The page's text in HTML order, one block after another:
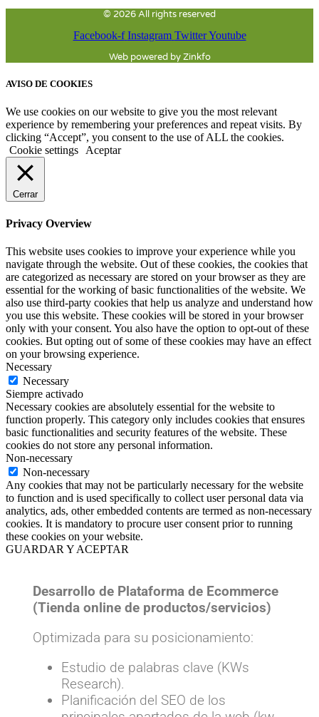
© 2026 All rights reserved
Facebook-f Instagram Twitter Youtube
Web powered by Zinkfo
AVISO DE COOKIES
We use cookies on our website to give you the most relevant
experience by remembering your preferences and repeat visits. By
clicking “Accept”, you consent to the use of ALL the cookies.
Cookie settings
Aceptar
Cerrar
Privacy Overview
This website uses cookies to improve your experience while you
navigate through the website. Out of these cookies, the cookies that
are categorized as necessary are stored on your browser as they are
essential for the working of basic functionalities of the website. We
also use third-party cookies that help us analyze and understand how
you use this website. These cookies will be stored in your browser
only with your consent. You also have the option to opt-out of these
cookies. But opting out of some of these cookies may have an effect
on your browsing experience.
Necessary
Necessary
Siempre activado
Necessary cookies are absolutely essential for the website to
function properly. This category only includes cookies that ensures
basic functionalities and security features of the website. These
cookies do not store any personal information.
Non-necessary
Non-necessary
Any cookies that may not be particularly necessary for the website
to function and is used specifically to collect user personal data via
analytics, ads, other embedded contents are termed as non-necessary
cookies. It is mandatory to procure user consent prior to running
these cookies on your website.
GUARDAR Y ACEPTAR
Desarrollo de Plataforma de Ecommerce
(Tienda online de productos/servicios)
Optimizada para su posicionamiento:
Estudio de palabras clave (KWs
Research).
Planificación del SEO de los